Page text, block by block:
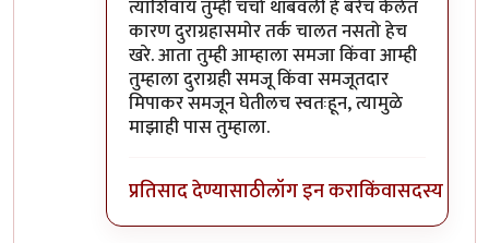
त्याशिवाय तुम्ही चर्चा थांबवली हे बरेच केलेत
कारण दुराग्रहासमोर तर्क चालत नसतो हेच
खरे. आता तुम्ही आम्हाला समजा किंवा आम्ही
तुम्हाला दुराग्रही समजू किंवा समजूतदार
मिपाकर समजून घेतीलच स्वतःहून, त्यामुळे
माझाही पास तुम्हाला.
प्रतिसाद देण्यासाठीलॉग इन कराकिंवासदस्य व्हा